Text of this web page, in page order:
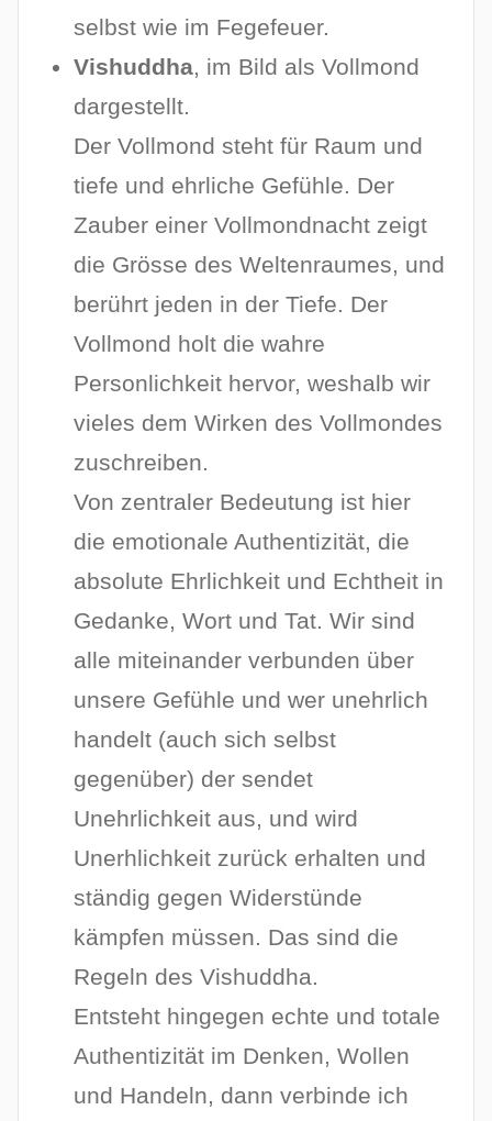
selbst wie im Fegefeuer.
Vishuddha, im Bild als Vollmond
dargestellt.
Der Vollmond steht für Raum und
tiefe und ehrliche Gefühle. Der
Zauber einer Vollmondnacht zeigt
die Grösse des Weltenraumes, und
berührt jeden in der Tiefe. Der
Vollmond holt die wahre
Personlichkeit hervor, weshalb wir
vieles dem Wirken des Vollmondes
zuschreiben.
Von zentraler Bedeutung ist hier
die emotionale Authentizität, die
absolute Ehrlichkeit und Echtheit in
Gedanke, Wort und Tat. Wir sind
alle miteinander verbunden über
unsere Gefühle und wer unehrlich
handelt (auch sich selbst
gegenüber) der sendet
Unehrlichkeit aus, und wird
Unerhlichkeit zurück erhalten und
ständig gegen Widerstünde
kämpfen müssen. Das sind die
Regeln des Vishuddha.
Entsteht hingegen echte und totale
Authentizität im Denken, Wollen
und Handeln, dann verbinde ich